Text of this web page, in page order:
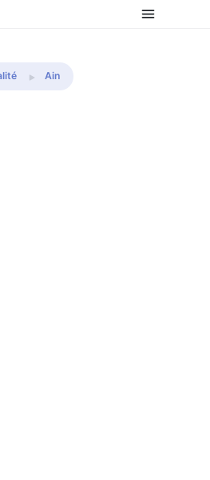
Comparer les mutuelles
Ain